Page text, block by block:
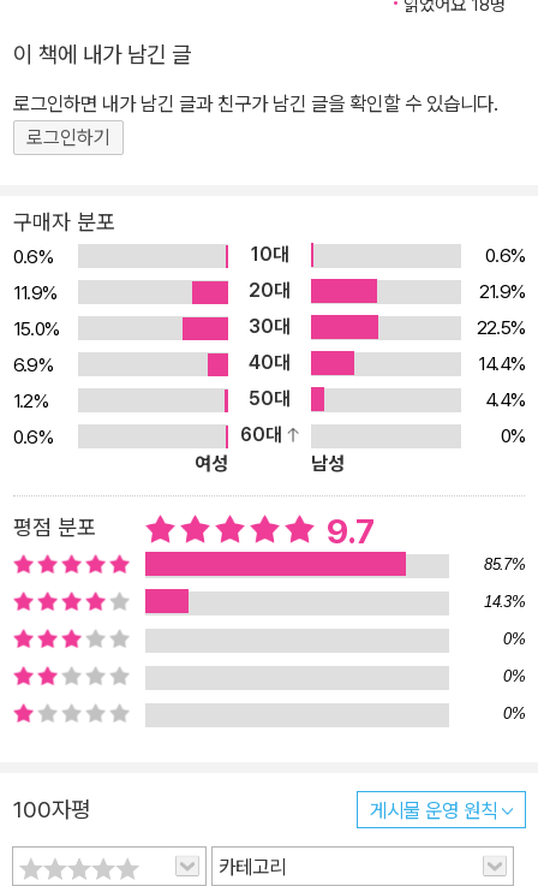
읽었어요 18명
이 책에 내가 남긴 글
로그인하면 내가 남긴 글과 친구가 남긴 글을 확인할 수 있습니다.
로그인하기
구매자 분포
0.6% 10대
0.6%
11.9%
20대
21.9%
15.0%
30대
22.5%
6.9%
40대
14.4%
1.2%
50대
4.4%
0.6%
60대
0%
여성
남성
평점 분포 9.7
85.7%
14.3%
0%
0%
0%
100자평 게시물 운영 원칙
카테고리